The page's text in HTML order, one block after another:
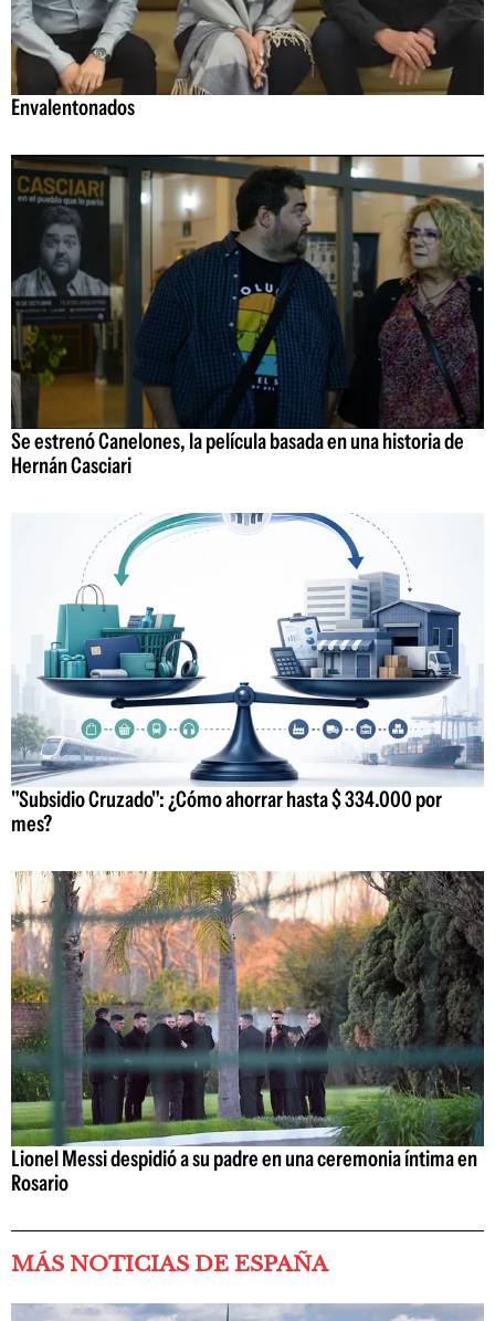
Envalentonados
Se estrenó Canelones, la película basada en una historia de
Hernán Casciari
"Subsidio Cruzado": ¿Cómo ahorrar hasta $ 334.000 por
mes?
Lionel Messi despidió a su padre en una ceremonia íntima en
Rosario
MÁS NOTICIAS DE ESPAÑA